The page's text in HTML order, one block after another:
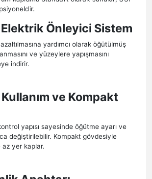
Elektrik Önleyici Sistem
yardımcı olarak öğütülmüş
ve yüzeylere yapışmasını
indirir.
ve Kompakt
yapısı sayesinde öğütme ayarı ve
değiştirilebilir. Kompakt gövdesiyle
yer kaplar.